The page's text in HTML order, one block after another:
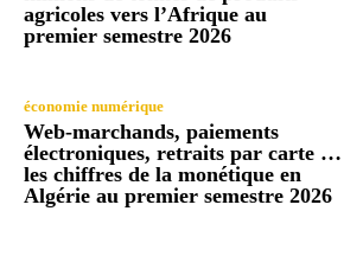
agricoles vers l’Afrique au
premier semestre 2026
économie numérique
Web-marchands, paiements
électroniques, retraits par carte …
les chiffres de la monétique en
Algérie au premier semestre 2026